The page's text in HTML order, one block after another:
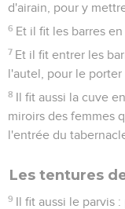
d'airain, pour y
6 Et il fit les barres
7 Et il fit entrer les
l'autel, pour le porter
8 Il fit aussi la cuve
miroirs des femmes
l'entrée du
Les tentures
9 Il fit aussi le parvis